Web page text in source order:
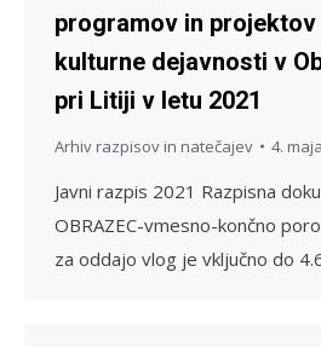
programov in
kulturne dejavnosti v
pri Litiji v letu 2021
Arhiv razpisov in natečajev 4.
Javni razpis 2021 Razpisna
OBRAZEC-vmesno-končno
za oddajo vlog je vključno do